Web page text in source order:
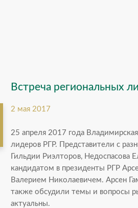
Встреча региональных
2 мая 2017
25 апреля 2017 года
лидеров РГР. Представители с
Гильдии Риэлторов, Недоспасова
кандидатом в президенты РГР
Валерием Николаевичем. Арсен
также обсудили темы и вопросы
актуальны.